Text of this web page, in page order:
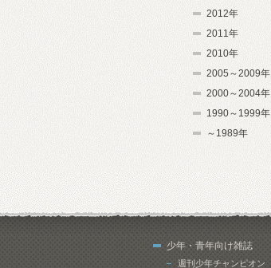
2012年
2011年
2010年
2005～2009年
2000～2004年
1990～1999年
～1989年
少年・青年向け雑誌
週刊少年チャンピオン